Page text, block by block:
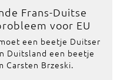
Frans-Duitse
voor EU
een beetje Duitser
Duitsland een beetje
Carsten Brzeski.